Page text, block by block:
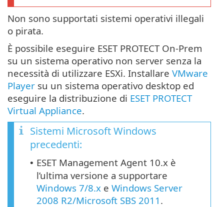
Non sono supportati sistemi operativi illegali
o pirata.
È possibile eseguire ESET PROTECT On-Prem
su un sistema operativo non server senza la
necessità di utilizzare ESXi. Installare VMware
Player su un sistema operativo desktop ed
eseguire la distribuzione di ESET PROTECT
Virtual Appliance.
Sistemi Microsoft Windows
precedenti:
• ESET Management Agent 10.x è
l’ultima versione a supportare
Windows 7/8.x e Windows Server
2008 R2/Microsoft SBS 2011 .